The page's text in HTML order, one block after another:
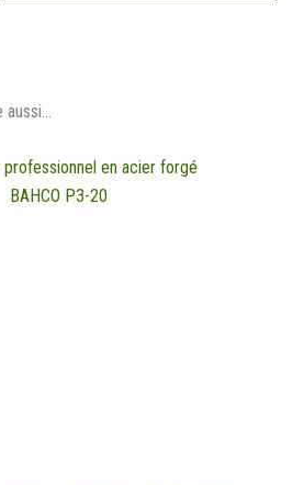
aussi…